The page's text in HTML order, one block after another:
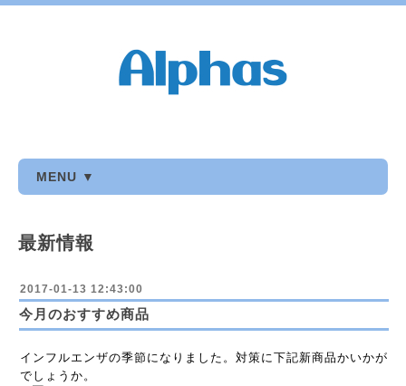
MENU ▼
最新情報
2017-01-13 12:43:00
今月のおすすめ商品
インフルエンザの季節になりました。対策に下記新商品かいかが
でしょうか。